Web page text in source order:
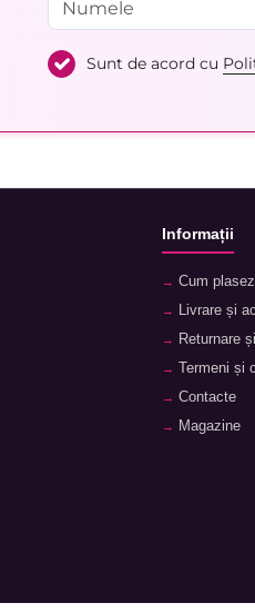
Sunt de acord cu
Informații
Cum
Livrare și
Returnare
Termeni și
Contacte
Magazine